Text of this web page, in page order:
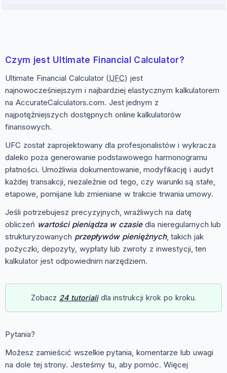
Czym jest Ultimate Financial Calculator?
Ultimate Financial Calculator (UFC) jest
najnowocześniejszym i najbardziej elastycznym kalkulatorem
na AccurateCalculators.com. Jest jednym z
najpotężniejszych dostępnych online kalkulatorów
finansowych.
UFC został zaprojektowany dla profesjonalistów i wykracza
daleko poza generowanie podstawowego harmonogramu
płatności. Umożliwia dokumentowanie, modyfikację i audyt
każdej transakcji, niezależnie od tego, czy warunki są stałe,
etapowe, pomijane lub zmieniane w trakcie trwania umowy.
Jeśli potrzebujesz precyzyjnych, wrażliwych na datę
obliczeń wartości pieniądza w czasiedla nieregularnych lub
strukturyzowanych przepływów pieniężnych, takich jak
pożyczki, depozyty, wypłaty lub zwroty z inwestycji, ten
kalkulator jest odpowiednim narzędziem.
Zobacz 24 tutorialidla instrukcji krok po kroku.
Pytania?
Możesz zamieścić wszelkie pytania, komentarze lub uwagi
na dole tej strony. Jesteśmy tu, aby pomóc. Więcej